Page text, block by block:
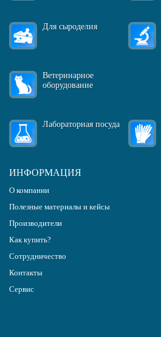
Для сыроделия
Ветеринарное
оборудование
Лабораторная посуда
ИНФОРМАЦИЯ
О компании
Полезные материалы и кейсы
Производители
Как купить?
Сотрудничество
Контакты
Сервис